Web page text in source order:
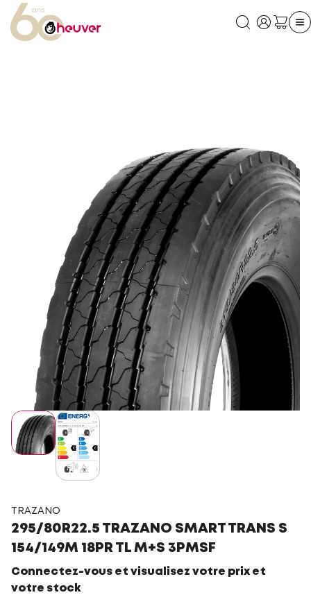
TRAZANO
295/80R22.5 TRAZANO SMART TRANS S
154/149M 18PR TL M+S 3PMSF
Connectez-vous et visualisez votre prix et
votre stock